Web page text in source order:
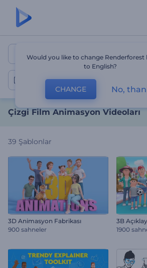
Çizgi Film
Çizgi Film Videolar
Çizgi Film Animasyon Videoları
39 Şablonlar
3D Animasyon Fabrikası
900 sahneler
3B
1900
Would you like to change Renderforest
to English?
CHANGE No,